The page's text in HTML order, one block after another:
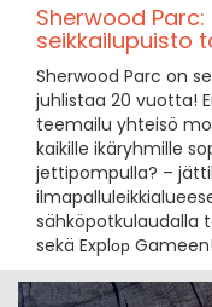
Sherwood
seikkailupuisto
Sherwood Parc on
juhlistaa 20 vuotta!
teemailu yhteisö
kaikille ikäryhmille
jettipompulla? –
sähköpotkulaudalla
sekä Explор Gameen!